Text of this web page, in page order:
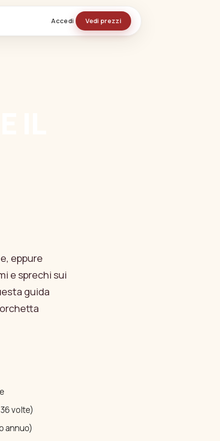
Accedi Vedi prezzi
eppure
e sprechi sui
guida
volte)
annuo)